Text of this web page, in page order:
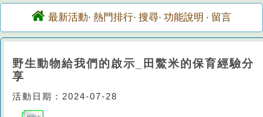
最新活動· 熱門排行· 搜尋· 功能說明 · 留言
野生動物給我們的啟示_田鱉米的保育經驗分
享
活動日期：2024-07-28